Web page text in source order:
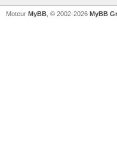
Moteur MyBB , © 2002-2026 MyBB